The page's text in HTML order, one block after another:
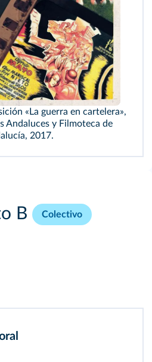
«La guerra en cartelera»,
Andaluces y Filmoteca de
2017.
B Colectivo